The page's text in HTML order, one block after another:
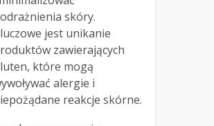
skóry.
jest unikanie
zawierających
które mogą
alergie i
reakcje skórne.